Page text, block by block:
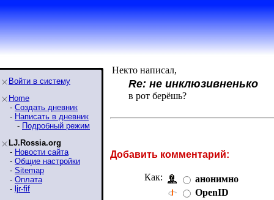
Войти в систему
Home
- Создать дневник
- Написать в дневник
- Подробный режим
LJ.Rossia.org
- Новости сайта
- Общие настройки
- Sitemap
- Оплата
- ljr-fif
Некто написал,
Re: не инклюзивненько
в рот берёшь?
Добавить комментарий:
Как:
анонимно
OpenID